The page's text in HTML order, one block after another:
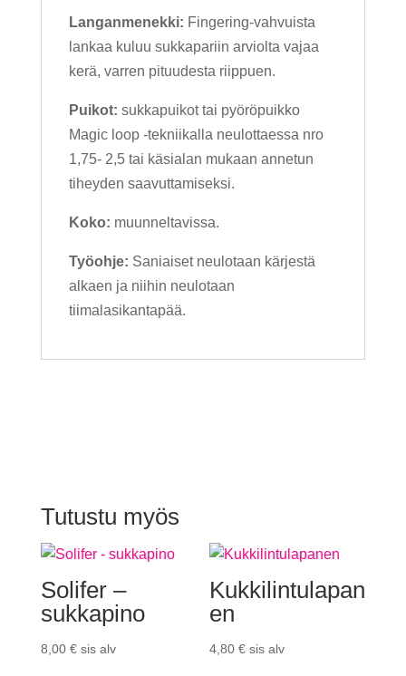
Langanmenekki: Fingering-vahvuista
lankaa kuluu sukkapariin arviolta vajaa
kerä, varren pituudesta riippuen.
Puikot: sukkapuikot tai pyöröpuikko
Magic loop -tekniikalla neulottaessa nro
1,75- 2,5 tai käsialan mukaan annetun
tiheyden saavuttamiseksi.
Koko: muunneltavissa.
Työohje: Saniaiset neulotaan kärjestä
alkaen ja niihin neulotaan
tiimalasikantapää.
Tutustu myös
Solifer –
sukkapino
8,00 € sis alv
Kukkilintulapan
en
4,80€ sis alv